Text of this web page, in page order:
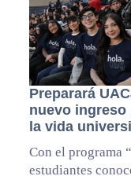
Preparará
nuevo ingreso
la vida
Con el programa
estudiantes